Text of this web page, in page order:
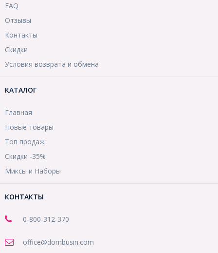
FAQ
Отзывы
Контакты
Скидки
Условия возврата и обмена
КАТАЛОГ
Главная
Новые товары
Топ продаж
Скидки -35%
Миксы и Наборы
КОНТАКТЫ
0-800-312-370
office@dombusin.com